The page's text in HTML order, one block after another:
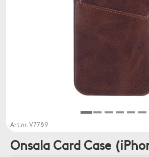
Art.nr. V7789
Onsala Card Case